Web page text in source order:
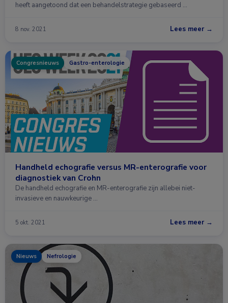
heeft aangetoond dat een behandelstrategie gebaseerd …
8 nov. 2021 Lees meer →
Congresnieuws Gastro-enterologie
Handheld echografie versus MR-enterografie voor
diagnostiek van Crohn
De handheld echografie en MR-enterografie zijn allebei niet-
invasieve en nauwkeurige …
5 okt. 2021 Lees meer →
Nieuws Nefrologie